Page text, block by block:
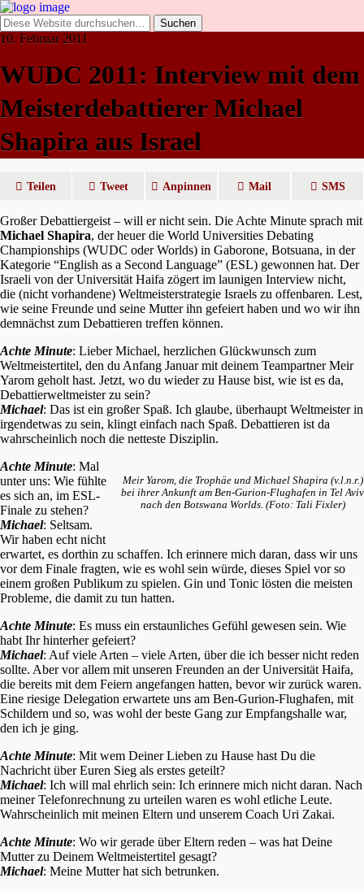
10. Februar 2011
WUDC 2011: Interview mit dem
Meisterdebattierer Michael
Shapira aus Israel
Teilen Tweet Anpinnen Mail SMS
Großer Debattiergeist – will er nicht sein. Die Achte Minute sprach mit
Michael Shapira, der heuer die World Universities Debating
Championships (WUDC oder Worlds) in Gaborone, Botsuana, in der
Kategorie “English as a Second Language” (ESL) gewonnen hat. Der
Israeli von der Universität Haifa zögert im launigen Interview nicht,
die (nicht vorhandene) Weltmeisterstrategie Israels zu offenbaren. Lest,
wie seine Freunde und seine Mutter ihn gefeiert haben und wo wir ihn
demnächst zum Debattieren treffen können.
Achte Minute: Lieber Michael, herzlichen Glückwunsch zum
Weltmeistertitel, den du Anfang Januar mit deinem Teampartner Meir
Yarom geholt hast. Jetzt, wo du wieder zu Hause bist, wie ist es da,
Debattierweltmeister zu sein?
Michael: Das ist ein großer Spaß. Ich glaube, überhaupt Weltmeister in
irgendetwas zu sein, klingt einfach nach Spaß. Debattieren ist da
wahrscheinlich noch die netteste Disziplin.
Meir Yarom, die Trophäe und Michael Shapira (v.l.n.r.)
bei ihrer Ankunft am Ben-Gurion-Flughafen in Tel Aviv
nach den Botswana Worlds. (Foto: Tali Fixler)
Achte Minute: Mal
unter uns: Wie fühlte
es sich an, im ESL-
Finale zu stehen?
Michael: Seltsam.
Wir haben echt nicht
erwartet, es dorthin zu schaffen. Ich erinnere mich daran, dass wir uns
vor dem Finale fragten, wie es wohl sein würde, dieses Spiel vor so
einem großen Publikum zu spielen. Gin und Tonic lösten die meisten
Probleme, die damit zu tun hatten.
Achte Minute: Es muss ein erstaunliches Gefühl gewesen sein. Wie
habt Ihr hinterher gefeiert?
Michael: Auf viele Arten – viele Arten, über die ich besser nicht reden
sollte. Aber vor allem mit unseren Freunden an der Universität Haifa,
die bereits mit dem Feiern angefangen hatten, bevor wir zurück waren.
Eine riesige Delegation erwartete uns am Ben-Gurion-Flughafen, mit
Schildern und so, was wohl der beste Gang zur Empfangshalle war,
den ich je ging.
Achte Minute: Mit wem Deiner Lieben zu Hause hast Du die
Nachricht über Euren Sieg als erstes geteilt?
Michael: Ich will mal ehrlich sein: Ich erinnere mich nicht daran. Nach
meiner Telefonrechnung zu urteilen waren es wohl etliche Leute.
Wahrscheinlich mit meinen Eltern und unserem Coach Uri Zakai.
Achte Minute: Wo wir gerade über Eltern reden – was hat Deine
Mutter zu Deinem Weltmeistertitel gesagt?
Michael: Meine Mutter hat sich betrunken.